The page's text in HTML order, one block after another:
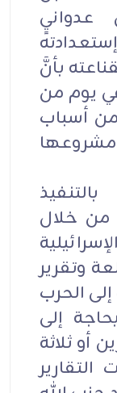
عدوانيٍ
في 25 أيار 2000 , لقناعته بأنَّ
يوم من
من أسباب
مشروعها
من خلال
وتقرير
الحرب
إلى
ثلاثة